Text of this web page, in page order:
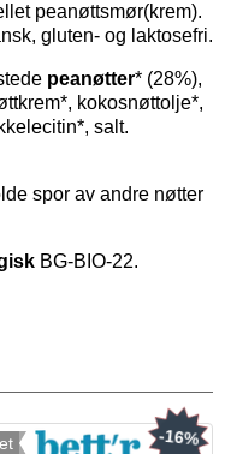
peanøttsmør(krem).
gluten- og laktosefri.
peanøtter* (28%),
kokosnøttolje*,
salt.
spor av andre nøtter
BG-BIO-22.
-16%